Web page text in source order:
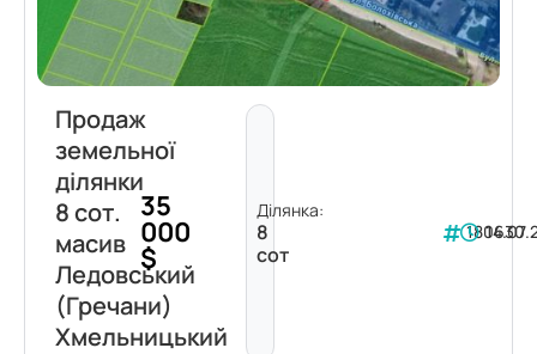
Продаж
земельної
ділянки
8 сот.
масив
Ледовський
(Гречани)
Хмельницький
35
000
$
Ділянка:
8
сот
180630